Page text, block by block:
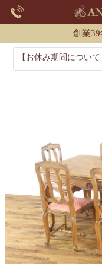
創業
【お休み期間につい